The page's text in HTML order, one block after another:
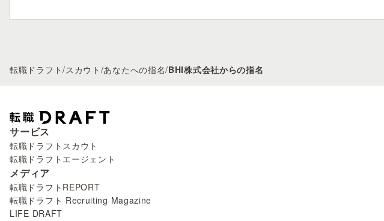
転職ドラフト/スカウト /あなたへの指名/BHI株式会社からの指名
サービス
転職ドラフトスカウト
転職ドラフトエージェント
メディア
転職ドラフトREPORT
転職ドラフト Recruiting Magazine
LIFE DRAFT